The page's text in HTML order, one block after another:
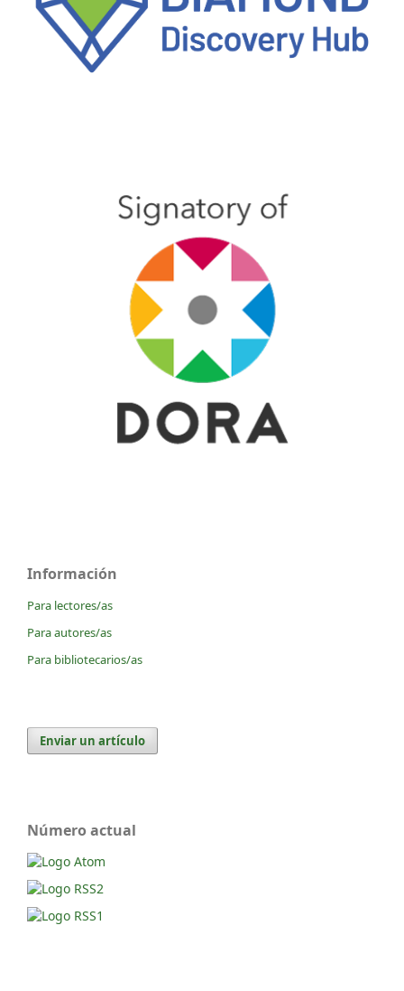
Información
Para lectores/as
Para autores/as
Para bibliotecarios/as
Enviar un artículo
Número actual